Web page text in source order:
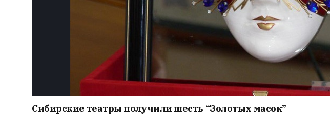
Сибирские театры получили шесть “Золотых масок”